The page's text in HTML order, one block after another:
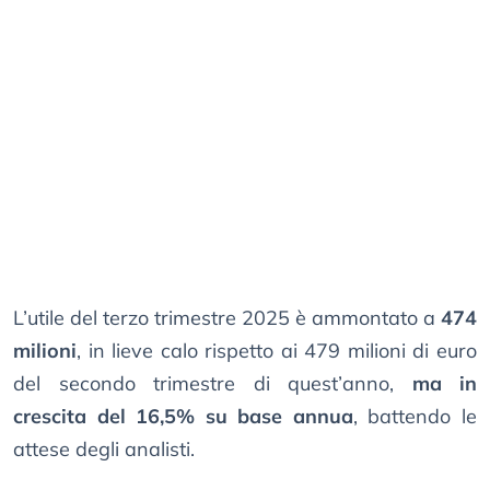
L’utile del terzo trimestre 2025 è ammontato a 474
milioni, in lieve calo rispetto ai 479 milioni di euro
del secondo trimestre di quest’anno, ma in
crescita del 16,5% su base annua, battendo le
attese degli analisti.